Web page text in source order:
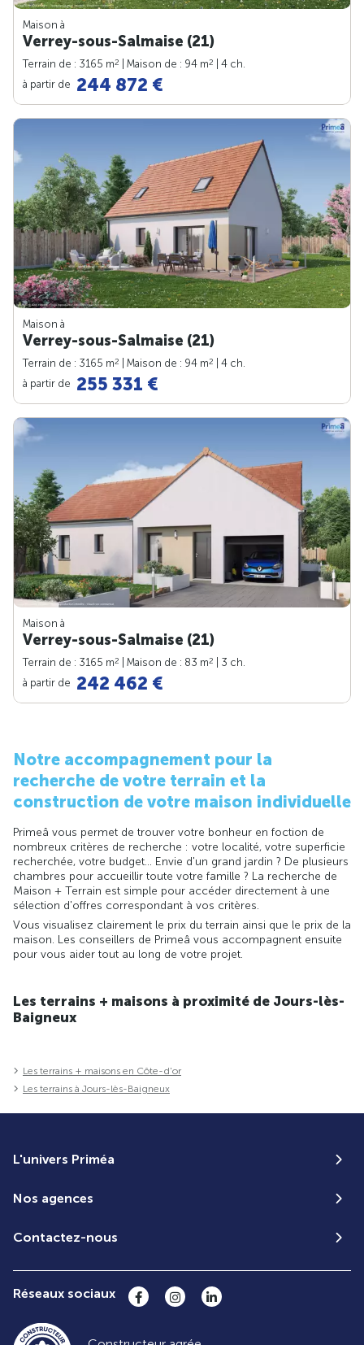
Maison à
Verrey-sous-Salmaise (21)
Terrain de : 3165 m2 | Maison de : 94 m2
| 4 ch.
à partir de 244 872 €
Maison à
Verrey-sous-Salmaise (21)
Terrain de : 3165 m2 | Maison de : 94 m2
| 4 ch.
à partir de 255 331 €
Maison à
Verrey-sous-Salmaise (21)
Terrain de : 3165 m2 | Maison de : 83 m2
| 3 ch.
à partir de 242 462 €
Notre accompagnement pour la
recherche de votre terrain et la
construction de votre maison individuelle
Primeâ vous permet de trouver votre bonheur en foction de
nombreux critères de recherche : votre localité, votre superficie
recherchée, votre budget... Envie d'un grand jardin ? De plusieurs
chambres pour accueillir toute votre famille ? La recherche de
Maison + Terrain est simple pour accéder directement à une
sélection d'offres correspondant à vos critères.
Vous visualisez clairement le prix du terrain ainsi que le prix de la
maison. Les conseillers de Primeâ vous accompagnent ensuite
pour vous aider tout au long de votre projet.
Les terrains + maisons à proximité de Jours-lès-
Baigneux
Les terrains + maisons en Côte-d'or
Les terrains à Jours-lès-Baigneux
L'univers Priméa
Nos agences
Contactez-nous
Réseaux sociaux